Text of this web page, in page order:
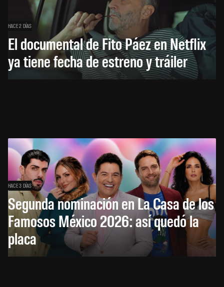
HACE 2 DÍAS
El documental de Fito Páez en Netflix
ya tiene fecha de estreno y tráiler
HACE 3 DÍAS
Segunda nominación en La Casa de los
Famosos México 2026: así quedó la
placa